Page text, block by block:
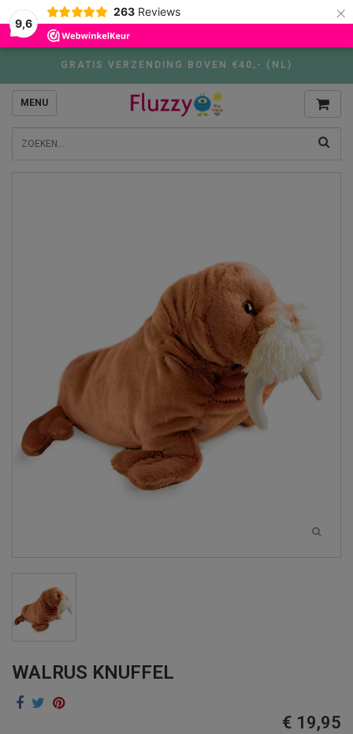
9,6
263 Reviews ×
GRATIS VERZENDING BOVEN €40,- (NL)
MENU
WALRUS KNUFFEL
€ 19,95